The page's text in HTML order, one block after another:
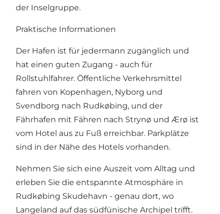
der Inselgruppe.
Praktische Informationen
Der Hafen ist für jedermann zugänglich und
hat einen guten Zugang - auch für
Rollstuhlfahrer. Öffentliche Verkehrsmittel
fahren von Kopenhagen, Nyborg und
Svendborg nach Rudkøbing, und der
Fährhafen mit Fähren nach Strynø und Ærø ist
vom Hotel aus zu Fuß erreichbar. Parkplätze
sind in der Nähe des Hotels vorhanden.
Nehmen Sie sich eine Auszeit vom Alltag und
erleben Sie die entspannte Atmosphäre in
Rudkøbing Skudehavn - genau dort, wo
Langeland auf das südfünische Archipel trifft.